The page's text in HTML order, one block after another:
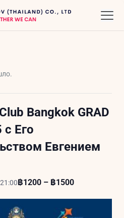
Bangkok GRAD
Его
Евгением
21:00฿1200 – ฿1500